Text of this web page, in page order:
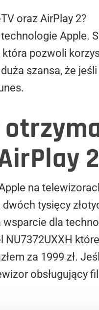
oraz AirPlay 2?
Apple.
pozwoli
szansa, że jeśli
2
na
tysięcy
dla
za 1999 zł.
obsługujący